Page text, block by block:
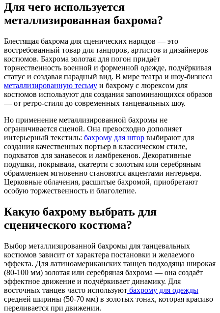
Для чего используется
металлизированная бахрома?
Блестящая бахрома для сценических нарядов — это
востребованный товар для танцоров, артистов и дизайнеров
костюмов. Бахрома золотая для погон придаёт
торжественность военной и форменной одежде, подчёркивая
статус и создавая парадный вид. В мире театра и шоу-бизнеса
металлизированную тесьму и бахрому с люрексом для
костюмов используют для создания запоминающихся образов
— от ретро-стиля до современных танцевальных шоу.
Но применение металлизированной бахромы не
ограничивается сценой. Она превосходно дополняет
интерьерный текстиль: бахрому для штор выбирают для
создания качественных портьер в классическом стиле,
подхватов для занавесок и ламбрекенов. Декоративные
подушки, покрывала, скатерти с золотым или серебряным
обрамлением мгновенно становятся акцентами интерьера.
Церковные облачения, расшитые бахромой, приобретают
особую торжественность и благолепие.
Какую бахрому выбрать для
сценического костюма?
Выбор металлизированной бахромы для танцевальных
костюмов зависит от характера постановки и желаемого
эффекта. Для латиноамериканских танцев подходяща широкая
(80-100 мм) золотая или серебряная бахрома — она создаёт
эффектное движение и подчёркивает динамику. Для
восточных танцев часто используют бахрому для одежды
средней ширины (50-70 мм) в золотых тонах, которая красиво
переливается при движении.